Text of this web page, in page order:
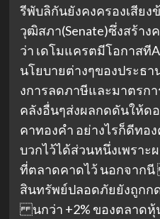
รีพับลิกันยังคงครองเสียง
วุฒิสภา(Senate)ซึ่งสร้า
ว่า เดโมแครตมีโอกาสที
นโยบายต่างๆของประ
งการลดภาษีและมาตรก
คลังอื่นๆส่งผลกดดันให้ด
คาทองคํา อย่างไรก็ดีทอ
บวกไว้ได้ส่วนหนึ่งเพราะ
ที่ตลาดคาดไว้ นอกจาก
สินทรัพย์ปลอดภัยยังถูกก
นกว่า +2% ของตลาดหุ้